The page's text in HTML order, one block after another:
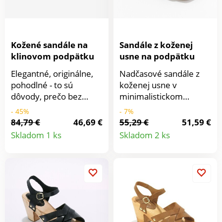
Kožené sandále na
klinovom podpätku
Elegantné, originálne,
pohodlné - to sú
dôvody, prečo bez
váhania podľahnúť
krásnym sandálom na
klinovom podpätku!
Zvršok tvoria efektne
remienkom a sponou
pre nastavenie.
Otvorená špička.
Klinová korková
- 45%
84,79 €
46,69 €
Skladom 1 ks
Detail
Sandále z koženej
usne na podpätku
Nadčasové sandále z
koženej usne v
minimalistickom
dizajne oceníte pre
rôzne kombinácie. Z
kvalitnej pravej kože.
Penové vystuženie
spony a gumy. Široký
potiahnutý podpätok.
Tenká protišmyková
- 7%
55,29 €
51,59 €
Skladom 2 ks
Detail